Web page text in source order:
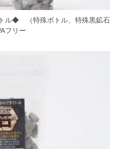
ル◆ （特殊ボトル、特殊黒鉱石
フリー